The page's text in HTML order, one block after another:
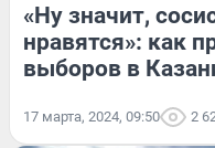
«Ну значит,
нравятся»: как
выборов в
17 марта, 2024, 09:50 2